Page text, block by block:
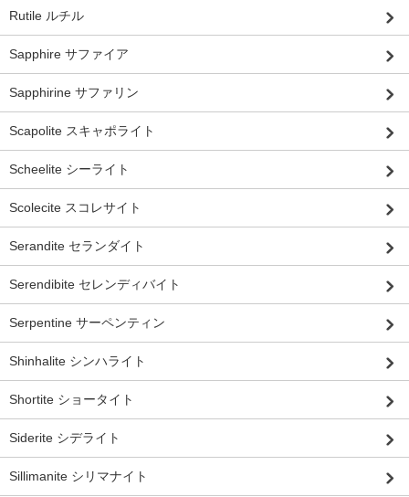
Rutile ルチル
Sapphire サファイア
Sapphirine サファリン
Scapolite スキャポライト
Scheelite シーライト
Scolecite スコレサイト
Serandite セランダイト
Serendibite セレンディバイト
Serpentine サーペンティン
Shinhalite シンハライト
Shortite ショータイト
Siderite シデライト
Sillimanite シリマナイト